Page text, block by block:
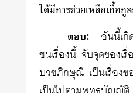
ได้มีการช่วยเหลือเกื้อ
ตอบ: อันนี้เกิ
ชนเรื่องนี้ จับจุดของเ
บวชภิกษุณี เป็นเรื่อง